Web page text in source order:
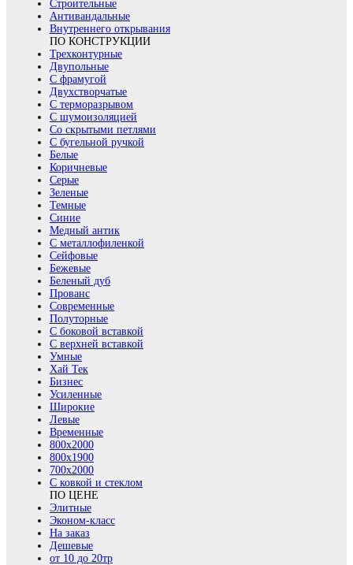
Строительные
Антивандальные
Внутреннего открывания
ПО КОНСТРУКЦИИ
Трехконтурные
Двупольные
С фрамугой
Двухстворчатые
С терморазрывом
С шумоизоляцией
Со скрытыми петлями
С бугельной ручкой
Белые
Коричневые
Серые
Зеленые
Темные
Синие
Медный антик
С металлофиленкой
Сейфовые
Бежевые
Беленый дуб
Прованс
Современные
Полуторные
С боковой вставкой
С верхней вставкой
Умные
Хай Тек
Бизнес
Усиленные
Широкие
Левые
Временные
800х2000
800x1900
700x2000
С ковкой и стеклом
ПО ЦЕНЕ
Элитные
Эконом-класс
На заказ
Дешевые
от 10 до 20тр